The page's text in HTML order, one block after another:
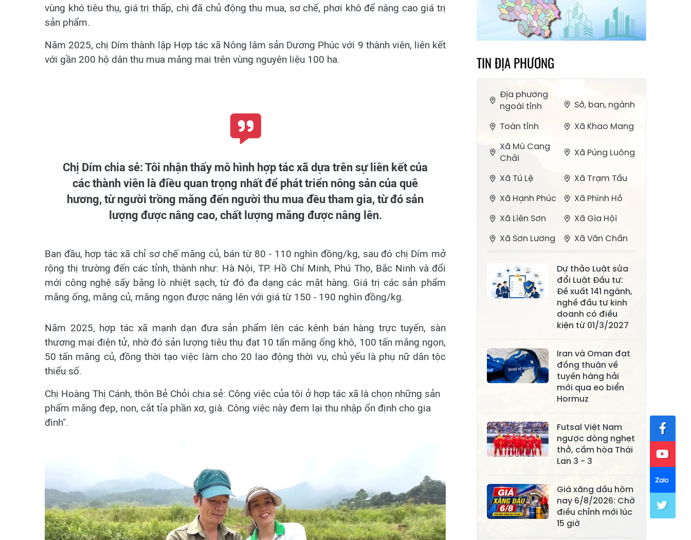
vùng khó tiêu thụ, giá trị thấp, chị đã chủ động thu mua, sơ chế, phơi khô để nâng cao giá trị
sản phẩm.
Năm 2025, chị Dím thành lập Hợp tác xã Nông lâm sản Dương Phúc với 9 thành viên, liên kết
với gần 200 hộ dân thu mua măng mai trên vùng nguyên liệu 100 ha.
Chị Dím chia sẻ: Tôi nhận thấy mô hình hợp tác xã dựa trên sự liên kết của
các thành viên là điều quan trọng nhất để phát triển nông sản của quê
hương, từ người trồng măng đến người thu mua đều tham gia, từ đó sản
lượng được nâng cao, chất lượng măng được nâng lên.
Ban đầu, hợp tác xã chỉ sơ chế măng củ, bán từ 80 - 110 nghìn đồng/kg, sau đó chị Dím mở
rộng thị trường đến các tỉnh, thành như: Hà Nội, TP. Hồ Chí Minh, Phú Thọ, Bắc Ninh và đổi
mới công nghệ sấy bằng lò nhiệt sạch, từ đó đa dạng các mặt hàng. Giá trị các sản phẩm
măng ống, măng củ, măng ngọn được nâng lên với giá từ 150 - 190 nghìn đồng/kg.
Năm 2025, hợp tác xã mạnh dạn đưa sản phẩm lên các kênh bán hàng trực tuyến, sàn
thương mại điện tử, nhờ đó sản lượng tiêu thụ đạt 10 tấn măng ống khô, 100 tấn măng ngọn,
50 tấn măng củ, đồng thời tạo việc làm cho 20 lao động thời vụ, chủ yếu là phụ nữ dân tộc
thiểu số.
Chị Hoàng Thị Cánh, thôn Bẻ Chỏi chia sẻ: Công việc của tôi ở hợp tác xã là chọn những sản
phẩm măng đẹp, non, cắt tỉa phần xơ, già. Công việc này đem lại thu nhập ổn định cho gia
đình".
TIN ĐỊA PHƯƠNG
Địa phương
ngoài tỉnh
Sở, ban, ngành
Toàn tỉnh
Xã Khao Mang
Xã Mù Cang
Chải
Xã Púng Luông
Xã Tú Lệ
Xã Trạm Tấu
Xã Hạnh Phúc
Xã Phình Hồ
Xã Liên Sơn
Xã Gia Hội
Xã Sơn Lương
Xã Văn Chấn
Bằng La
Xã Chấn Thịnh
Xã Nghĩa Tâm
Xã Phong Dụ
Hạ
Xã Lâm Giang
Cuông
Xã Tân Hợp
Xã Mậu A Xã Xuân Ái
Xã Lâm
Xã Lục Yên
Xã Tân Lĩnh
Xã Khánh Hòa
Xã Phúc Lợi
Xã Cảm Nhân
Xã Yên Thành
Xã Thác Bà
Xã Yên Bình
Xã Bảo Ái
Xã Hưng
Dự thảo Luật sửa
đổi Luật Đầu tư:
Đề xuất 141 ngành,
nghề đầu tư kinh
doanh có điều
kiện từ 01/3/2027
Iran và Oman đạt
đồng thuận về
tuyến hàng hải
mới qua eo biển
Hormuz
Futsal Việt Nam
ngược dòng nghẹt
thở, cầm hòa Thái
Lan 3 - 3
Giá xăng dầu hôm
nay 6/8/2026: Chờ
điều chỉnh mới lúc
15 giờ